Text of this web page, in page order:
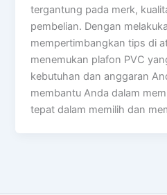
tergantung pada merk,
pembelian. Dengan
mempertimbangkan tips di
menemukan plafon PVC
kebutuhan dan anggaran
membantu Anda dalam
tepat dalam memilih dan